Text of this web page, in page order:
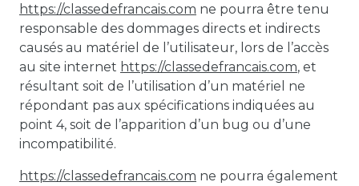
https://classedefrancais.com ne pourra être tenu
responsable des dommages directs et indirects
causés au matériel de l’utilisateur, lors de l’accès
au site internet https://classedefrancais.com, et
résultant soit de l’utilisation d’un matériel ne
répondant pas aux spécifications indiquées au
point 4, soit de l’apparition d’un bug ou d’une
incompatibilité.
https://classedefrancais.com ne pourra également